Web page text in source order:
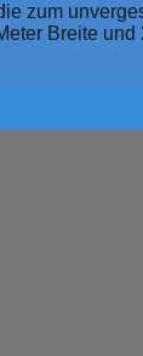
zum
Breite und